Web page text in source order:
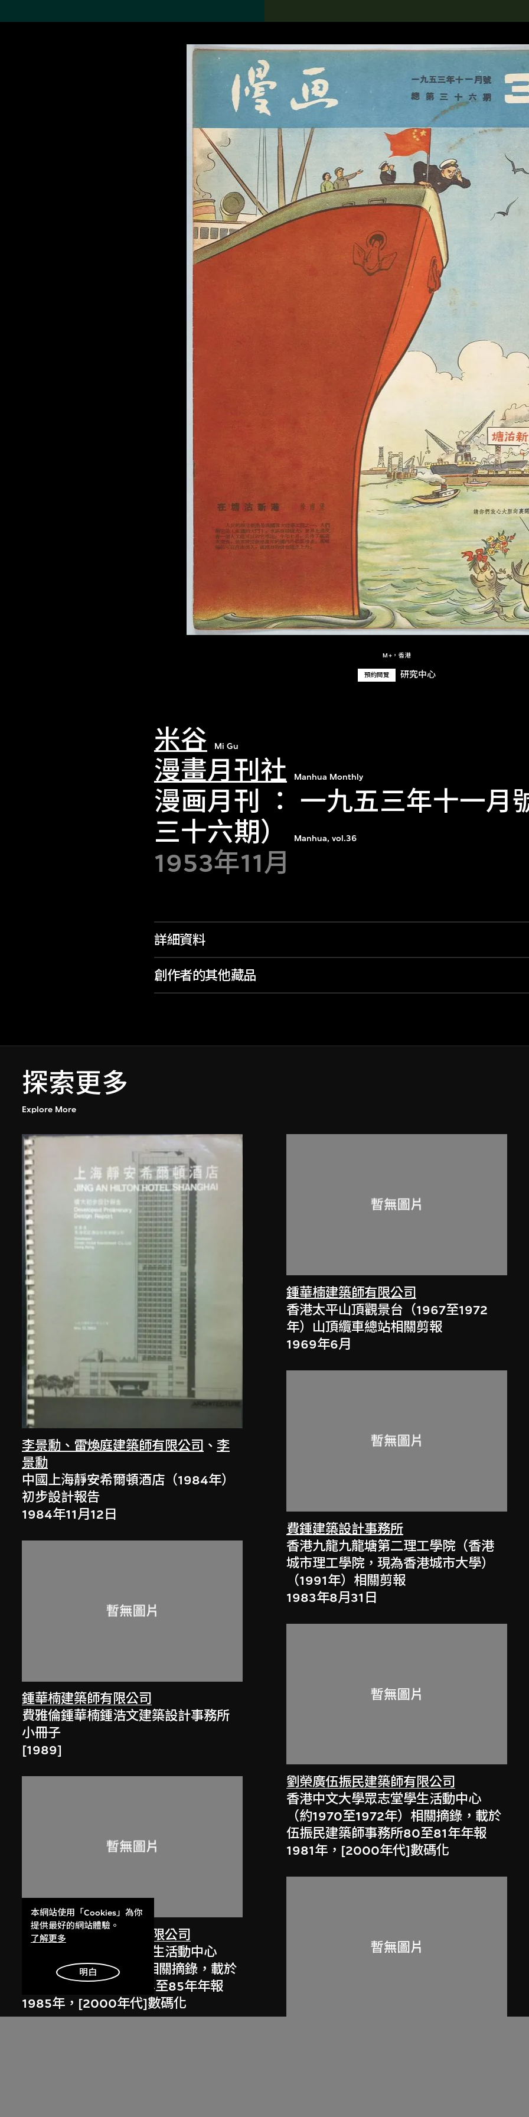
M+，香港
預約閱覽 研究中心
米谷 Mi Gu
漫畫月刊社 Manhua Monthly
漫画月刊 ： 一九五三年十一月
三十六期）
Manhua, vol.36
1953年11月
詳細資料
創作者的其他藏品
探索更多
Explore More
李景勳、雷煥庭建築師有限公司 、 李
景勳
中國上海靜安希爾頓酒店（1984年）
初步設計報告
1984年11月12日
鍾華楠建築師有限公司
費雅倫鍾華楠鍾浩文建築設計事務所
小冊子
[1989]
劉榮廣伍振民建築師有限公司
香港中文大學眾志堂學生活動中心
（約1970至1972年）相關摘錄，載於
伍振民建築師事務所84至85年年報
1985年，[2000年代]數碼化
鍾華楠建築師有限公司
香港太平山頂觀景台（1967至1972
年）山頂纜車總站相關剪報
1969年6月
費鍾建築設計事務所
香港九龍九龍塘第二理工學院（香港
城市理工學院，現為香港城市大學）
（1991年）相關剪報
1983年8月31日
劉榮廣伍振民建築師有限公司
香港中文大學眾志堂學生活動中心
（約1970至1972年）相關摘錄，載於
伍振民建築師事務所80至81年年報
1981年，[2000年代]數碼化
本網站使用「Cookies」為你
提供最好的網站體驗。
了解更多
明白
搜索M+藏品 Search the Collection